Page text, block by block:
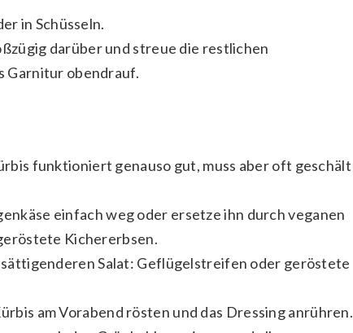
in Schüsseln.
darüber und streue die restlichen
Garnitur obendrauf.
funktioniert genauso gut, muss aber oft geschält
einfach weg oder ersetze ihn durch veganen
Kichererbsen.
sättigenderen Salat: Geflügelstreifen oder geröstete
am Vorabend rösten und das Dressing anrühren.